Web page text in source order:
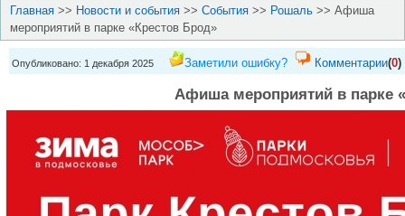
Главная >> Новости и события >> События >> Рошаль >> Афиша
мероприятий в парке «Крестов Брод»
Опубликовано: 1 декабря 2025 Заметили ошибку? Комментарии(0)
Афиша мероприятий в парке